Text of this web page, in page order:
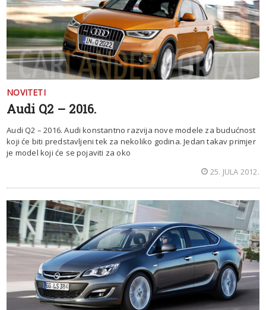
NOVITETI
Audi Q2 – 2016.
Audi Q2 – 2016. Audi konstantno razvija nove modele za budućnost
koji će biti predstavljeni tek za nekoliko godina. Jedan takav primjer
je model koji će se pojaviti za oko
25. JULA 2012.